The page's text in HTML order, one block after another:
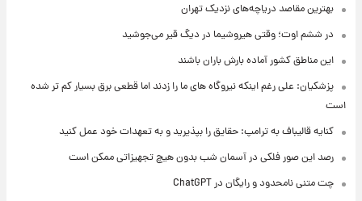
بهترین مقاصد دریاچه‌های نزدیک تهران
در ششم اوت؛ وقتی هیروشیما در دیگ قیر می‌جوشید
این مناطق کشور آماده بارش باران باشند
پزشکیان: علی رغم اینکه نیروگاه های ما را زدند اما قطعی برق بسیار کم تر شده
است
کنایه قالیباف به ترامپ: حقایق را بپذیرید و به تعهدات خود عمل کنید
رصد این صور فلکی در آسمان شب بدون هیچ تجهیزاتی ممکن است
چت متنی نامحدود و رایگان در ChatGPT